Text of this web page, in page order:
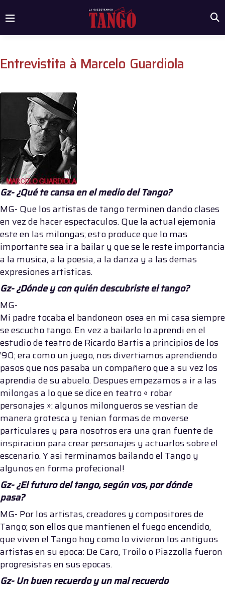
Entrevistita à Marcelo Guardiola
Gz- ¿Qué te cansa en el medio del Tango?
MG- Que los artistas de tango terminen dando clases
en vez de hacer espectaculos. Que la actual ejemonia
este en las milongas; esto produce que lo mas
importante sea ir a bailar y que se le reste importancia
a la musica, a la poesia, a la danza y a las demas
expresiones artisticas.
Gz- ¿Dónde y con quién descubriste el tango?
MG-
Mi padre tocaba el bandoneon osea en mi casa siempre
se escucho tango. En vez a bailarlo lo aprendi en el
estudio de teatro de Ricardo Bartis a principios de los
’90; era como un juego, nos divertiamos aprendiendo
pasos que nos pasaba un compañero que a su vez los
aprendia de su abuelo. Despues empezamos a ir a las
milongas a lo que se dice en teatro « robar
personajes »: algunos milongueros se vestian de
manera grotesca y tenian formas de moverse
particulares y para nosotros era una gran fuente de
inspiracion para crear personajes y actuarlos sobre el
escenario. Y asi terminamos bailando el Tango y
algunos en forma profecional!
Gz-¿El futuro del tango, según vos, por dónde
pasa?
MG- Por los artistas, creadores y compositores de
Tango; son ellos que mantienen el fuego encendido,
que viven el Tango hoy como lo vivieron los antiguos
artistas en su epoca: De Caro, Troilo o Piazzolla fueron
progresistas en sus epocas.
Gz- Un buen recuerdo y un mal recuerdo